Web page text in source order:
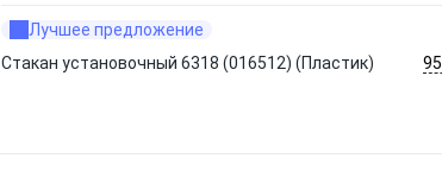
Лучшее предложение
Cтакан установочный 6318 (016512) (Пластик)